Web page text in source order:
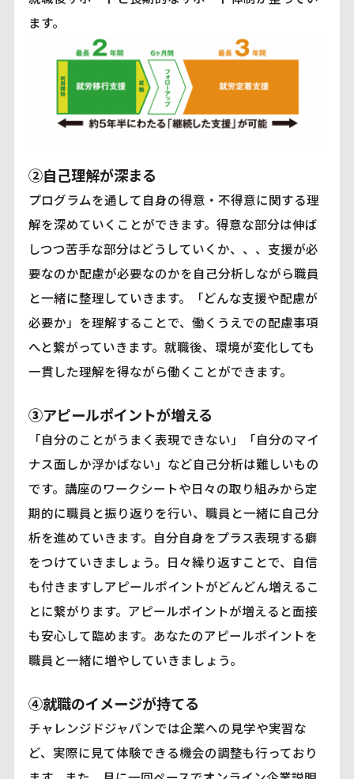
ます。
②自己理解が深まる
プログラムを通して自身の得意・不得意に関する理
解を深めていくことができます。得意な部分は伸ば
しつつ苦手な部分はどうしていくか、、、支援が必
要なのか配慮が必要なのかを自己分析しながら職員
と一緒に整理していきます。「どんな支援や配慮が
必要か」を理解することで、働くうえでの配慮事項
へと繋がっていきます。就職後、環境が変化しても
一貫した理解を得ながら働くことができます。
③アピールポイントが増える
「自分のことがうまく表現できない」「自分のマイ
ナス面しか浮かばない」など自己分析は難しいもの
です。講座のワークシートや日々の取り組みから定
期的に職員と振り返りを行い、職員と一緒に自己分
析を進めていきます。自分自身をプラス表現する癖
をつけていきましょう。日々繰り返すことで、自信
も付きますしアピールポイントがどんどん増えるこ
とに繋がります。アピールポイントが増えると面接
も安心して臨めます。あなたのアピールポイントを
職員と一緒に増やしていきましょう。
④就職のイメージが持てる
チャレンジドジャパンでは企業への見学や実習な
ど、実際に見て体験できる機会の調整も行っており